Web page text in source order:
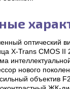
оптический
X-Trans CMOS II
нового
объектив